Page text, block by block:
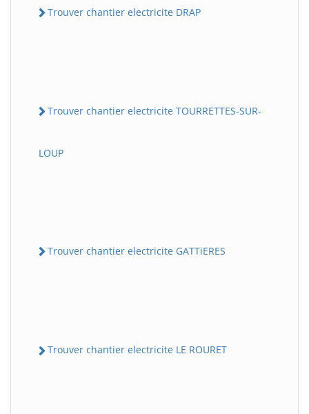
Trouver chantier electricite DRAP
Trouver chantier electricite TOURRETTES-SUR-
LOUP
Trouver chantier electricite GATTiERES
Trouver chantier electricite LE ROURET